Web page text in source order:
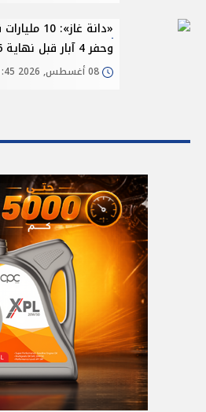
وحفر 4 آبار قبل نهاية 2026